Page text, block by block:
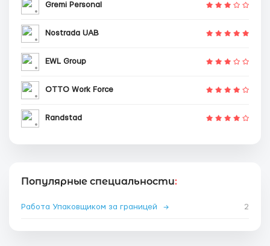
Gremi Personal
Nostrada UAB
EWL Group
OTTO Work Force
Randstad
Популярные специальности:
Работа Упаковщиком за границей → 2